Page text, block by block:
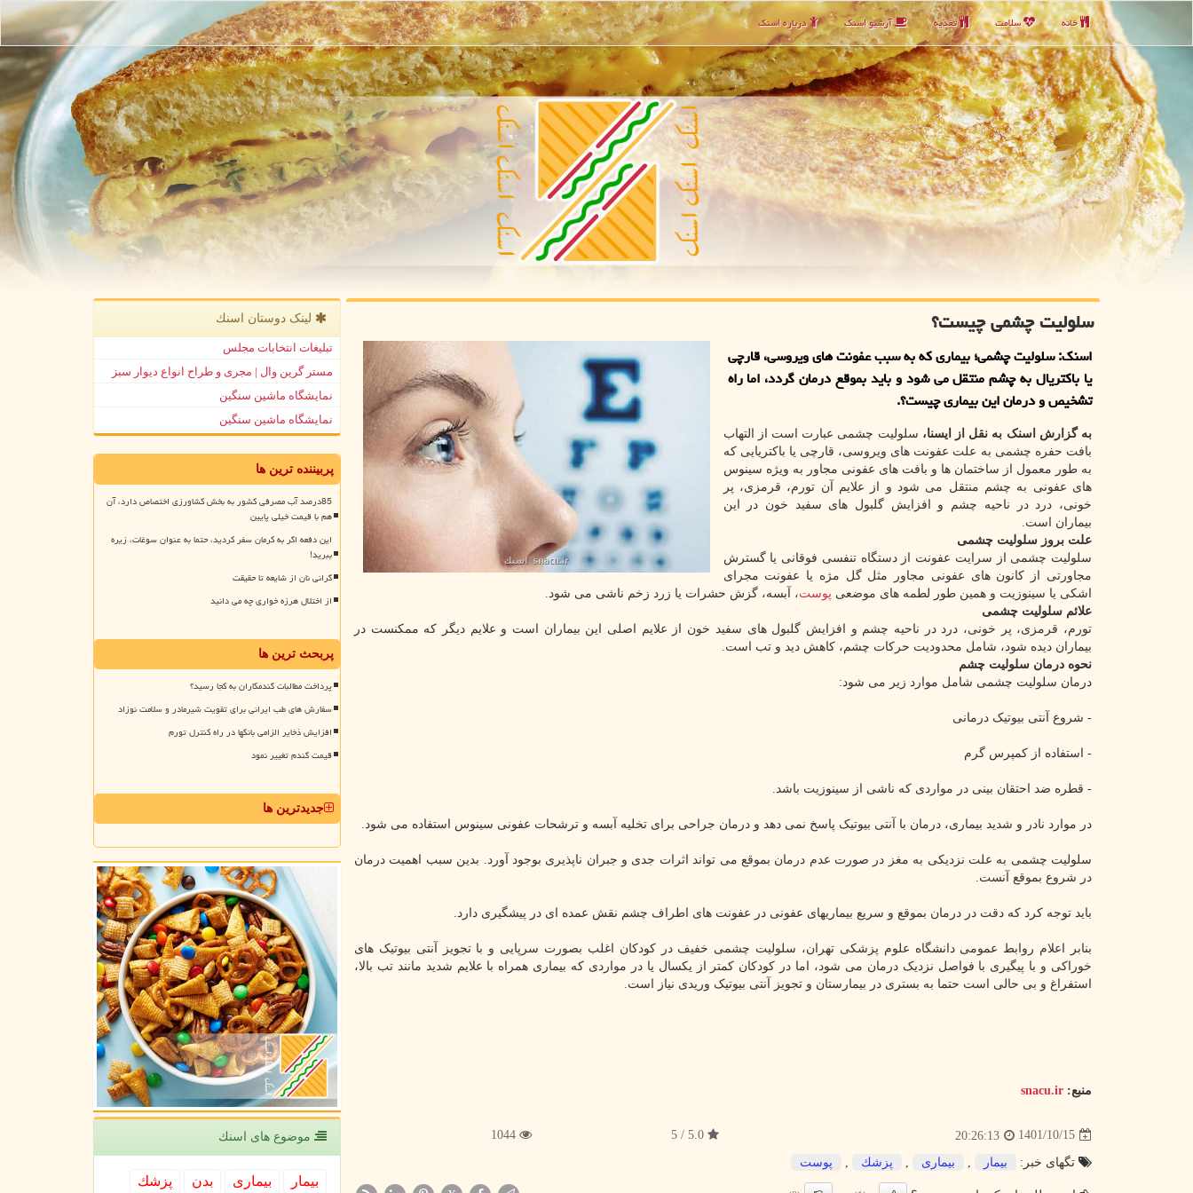
خانه سلامت تغذیه آرشیو اسنك درباره اسنك
سلولیت چشمی چیست؟
اسنک: سلولیت چشمی؛ بیماری که به سبب عفونت های ویروسی، قارچی
یا باکتریال به چشم منتقل می شود و باید بموقع درمان گردد، اما راه
تشخیص و درمان این بیماری چیست؟.
به گزارش اسنک به نقل از ایسنا، سلولیت چشمی عبارت است از التهاب
بافت حفره چشمی به علت عفونت های ویروسی، قارچی یا باکتریایی که
به طور معمول از ساختمان ها و بافت های عفونی مجاور به ویژه سینوس
های عفونی به چشم منتقل می شود و از علایم آن تورم، قرمزی، پر
خونی، درد در ناحیه چشم و افزایش گلبول های سفید خون در این
بیماران است.
علت بروز سلولیت چشمی
سلولیت چشمی از سرایت عفونت از دستگاه تنفسی فوقانی یا گسترش
مجاورتی از کانون های عفونی مجاور مثل گل مژه یا عفونت مجرای
اشکی یا سینوزیت و همین طور لطمه های موضعی پوست، آبسه، گزش حشرات یا زرد زخم ناشی می شود.
علائم سلولیت چشمی
تورم، قرمزی، پر خونی، درد در ناحیه چشم و افزایش گلبول های سفید خون از علایم اصلی این بیماران است و علایم دیگر که ممکنست در
بیماران دیده شود، شامل محدودیت حرکات چشم، کاهش دید و تب است.
نحوه درمان سلولیت چشم
درمان سلولیت چشمی شامل موارد زیر می شود:
- شروع آنتی بیوتیک درمانی
- استفاده از کمپرس گرم
- قطره ضد احتقان بینی در مواردی که ناشی از سینوزیت باشد.
در موارد نادر و شدید بیماری، درمان با آنتی بیوتیک پاسخ نمی دهد و درمان جراحی برای تخلیه آبسه و ترشحات عفونی سینوس استفاده می شود.
سلولیت چشمی به علت نزدیکی به مغز در صورت عدم درمان بموقع می تواند اثرات جدی و جبران ناپذیری بوجود آورد. بدین سبب اهمیت درمان
در شروع بموقع آنست.
باید توجه کرد که دقت در درمان بموقع و سریع بیماریهای عفونی در عفونت های اطراف چشم نقش عمده ای در پیشگیری دارد.
بنابر اعلام روابط عمومی دانشگاه علوم پزشکی تهران، سلولیت چشمی خفیف در کودکان اغلب بصورت سرپایی و با تجویز آنتی بیوتیک های
خوراکی و با پیگیری با فواصل نزدیک درمان می شود، اما در کودکان کمتر از یکسال یا در مواردی که بیماری همراه با علایم شدید مانند تب بالا،
استفراغ و بی حالی است حتما به بستری در بیمارستان و تجویز آنتی بیوتیک وریدی نیاز است.
منبع: snacu.ir
1401/10/15
20:26:13
5.0 / 5
1044
تگهای خبر: بیمار بیماری پزشك پوست
لینک دوستان اسنك
تبلیغات انتخابات مجلس
مستر گرین وال | مجری و طراح انواع دیوار سبز
نمایشگاه ماشین سنگین
نمایشگاه ماشین سنگین
پربیننده ترین ها
85درصد آب مصرفی کشور به بخش کشاورزی اختصاص دارد، آن
هم با قیمت خیلی پایین
این دفعه اگر به کرمان سفر کردید، حتما به عنوان سوغات، زیره
ببرید!
گرانی نان از شایعه تا حقیقت
از اختلال هرزه خواری چه می دانید
پربحث ترین ها
پرداخت مطالبات گندمکاران به کجا رسید؟
سفارش های طب ایرانی برای تقویت شیرمادر و سلامت نوزاد
افزایش ذخایر الزامی بانکها در راه کنترل تورم
قیمت گندم تغییر نمود
جدیدترین ها
موضوع های اسنك
بیمار بیماری بدن پزشك